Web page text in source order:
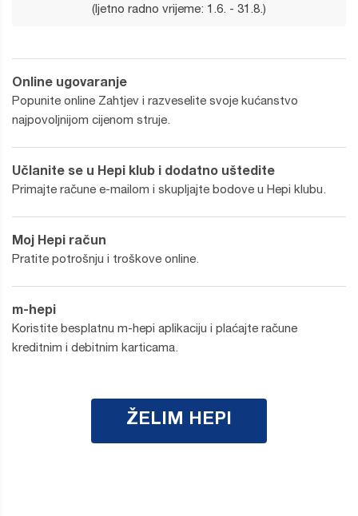
(ljetno radno vrijeme: 1.6. - 31.8.)
Online ugovaranje
Popunite online Zahtjev i razveselite svoje kućanstvo
najpovoljnijom cijenom struje.
Učlanite se u Hepi klub i dodatno uštedite
Primajte račune e-mailom i skupljajte bodove u Hepi klubu.
Moj Hepi račun
Pratite potrošnju i troškove online.
m-hepi
Koristite besplatnu m-hepi aplikaciju i plaćajte račune
kreditnim i debitnim karticama.
ŽELIM HEPI